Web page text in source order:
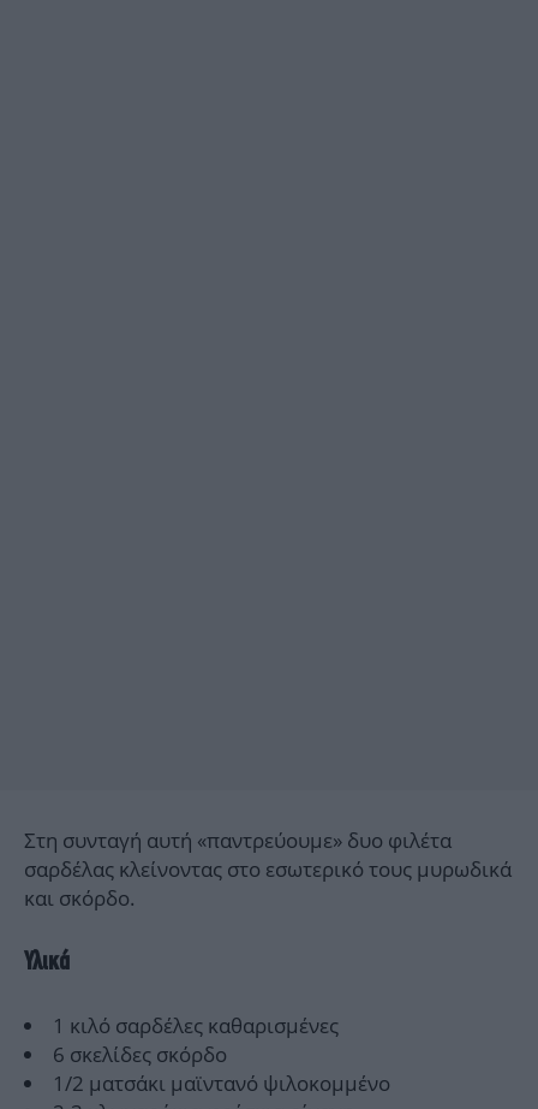
Στη συνταγή αυτή «παντρεύουμε» δυο φιλέτα
σαρδέλας κλείνοντας στο εσωτερικό τους μυρωδικά
και σκόρδο.
Υλικά
1 κιλό σαρδέλες καθαρισμένες
6 σκελίδες σκόρδο
1/2 ματσάκι μαϊντανό ψιλοκομμένο